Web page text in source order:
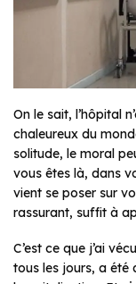
On le sait, l’hôpital
chaleureux du
solitude, le moral
vous êtes là, dans
vient se poser sur
rassurant, suffit à
C’est ce que j’ai
tous les jours, a été